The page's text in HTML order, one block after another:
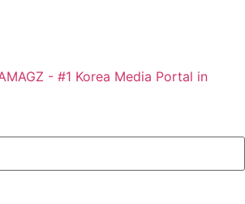
- #1 Korea Media Portal in